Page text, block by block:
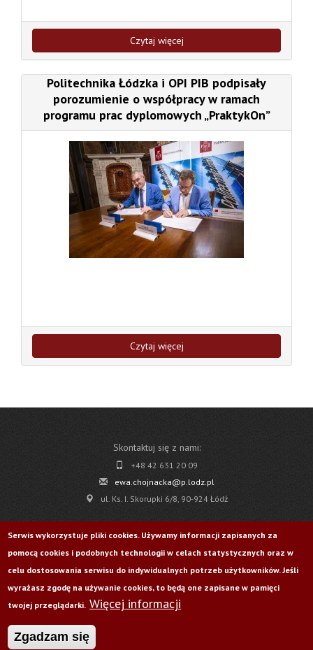
Czytaj więcej
Politechnika Łódzka i OPI PIB podpisały
porozumienie o współpracy w ramach
programu prac dyplomowych „PraktykOn”
Czytaj więcej
Skontaktuj się z nami:
+48 42 631 20 09
ewa.chojnacka@p.lodz.pl
ul. Ks. I. Skorupki 6/8, 90-924 Łódź
Pobierz
Życie Uczelni nr 176
Odwiedź nas na:
Serwis wykorzystuje pliki cookies. Używamy informacji zapisanych za
pomocą cookies i podobnych technologii w celach statystycznych oraz w
celu dostosowania serwisu do indywidualnych potrzeb użytkowników. Jeśli
wyrażasz zgodę na używanie cookies, to będą one zapisane w pamięci
twojej przeglądarki. Więcej informacji
Zgadzam się